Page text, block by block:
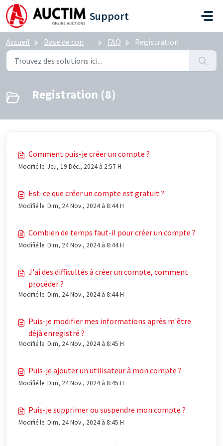
Passer au contenu principal
Support
Accueil Base de connaissances FAQ Registration
Registration (8)
Comment puis-je créer un compte ?
Modifié le Jeu, 19 Déc., 2024 à 2:57 H
Est-ce que créer un compte est gratuit ?
Modifié le Dim, 24 Nov., 2024 à 8:44 H
Combien de temps faut-il pour créer un compte ?
Modifié le Dim, 24 Nov., 2024 à 8:44 H
J'ai des difficultés à créer un compte, comment
procéder ?
Modifié le Dim, 24 Nov., 2024 à 8:44 H
Puis-je modifier mes informations après m'être
déjà enregistré ?
Modifié le Dim, 24 Nov., 2024 à 8:45 H
Puis-je ajouter un utilisateur à mon compte ?
Modifié le Dim, 24 Nov., 2024 à 8:45 H
Puis-je supprimer ou suspendre mon compte ?
Modifié le Dim, 24 Nov., 2024 à 8:45 H